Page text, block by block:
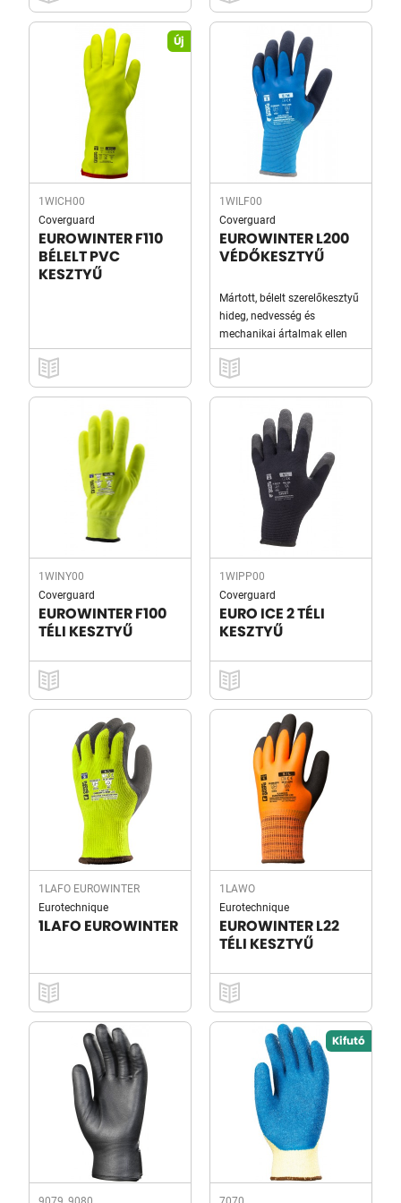
Új
1WICH00
Coverguard
EUROWINTER F110
BÉLELT PVC
KESZTYŰ
1WILF00
Coverguard
EUROWINTER L200
VÉDŐKESZTYŰ
Mártott, bélelt szerelőkesztyű
hideg, nedvesség és
mechanikai ártalmak ellen
1WINY00
Coverguard
EUROWINTER F100
TÉLI KESZTYŰ
1WIPP00
Coverguard
EURO ICE 2 TÉLI
KESZTYŰ
1LAFO EUROWINTER
Eurotechnique
1LAFO EUROWINTER
1LAWO
Eurotechnique
EUROWINTER L22
TÉLI KESZTYŰ
Kifutó